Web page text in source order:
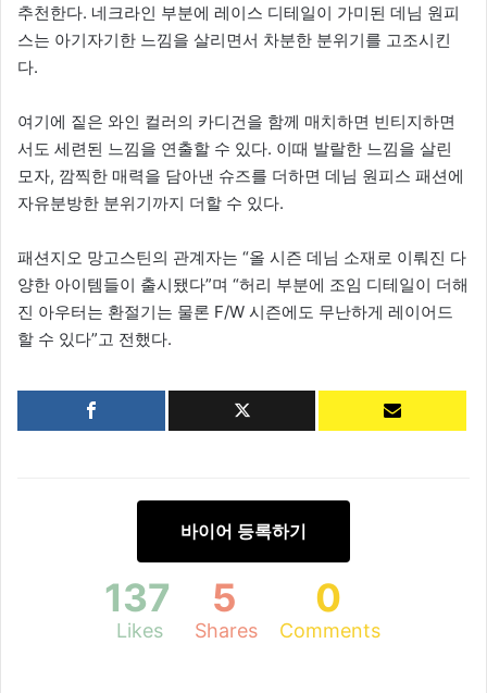
추천한다. 네크라인 부분에 레이스 디테일이 가미된 데님 원피
스는 아기자기한 느낌을 살리면서 차분한 분위기를 고조시킨
다.
여기에 짙은 와인 컬러의 카디건을 함께 매치하면 빈티지하면
서도 세련된 느낌을 연출할 수 있다. 이때 발랄한 느낌을 살린
모자, 깜찍한 매력을 담아낸 슈즈를 더하면 데님 원피스 패션에
자유분방한 분위기까지 더할 수 있다.
패션지오 망고스틴의 관계자는 “올 시즌 데님 소재로 이뤄진 다
양한 아이템들이 출시됐다”며 “허리 부분에 조임 디테일이 더해
진 아우터는 환절기는 물론 F/W 시즌에도 무난하게 레이어드
할 수 있다”고 전했다.
바이어 등록하기
137
Likes
5
Shares
0
Comments